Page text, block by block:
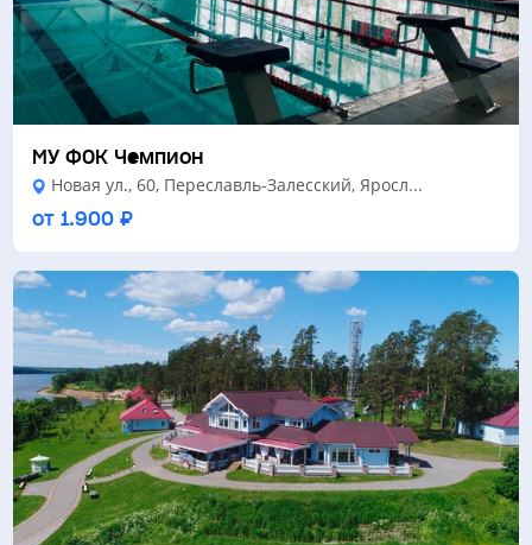
МУ ФОК Чемпион
Новая ул., 60, Переславль-Залесский, Яросл...
от 1.900 ₽